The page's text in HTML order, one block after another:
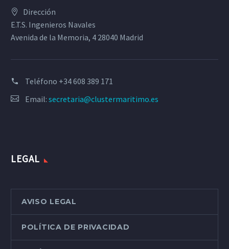
Dirección
E.T.S. Ingenieros Navales
Avenida de la Memoria, 4 28040 Madrid
Teléfono +34 608 389 171
Email: secretaria@clustermaritimo.es
LEGAL
AVISO LEGAL
POLÍTICA DE PRIVACIDAD